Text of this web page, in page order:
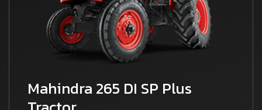
Mahindra 265 DI SP Plus